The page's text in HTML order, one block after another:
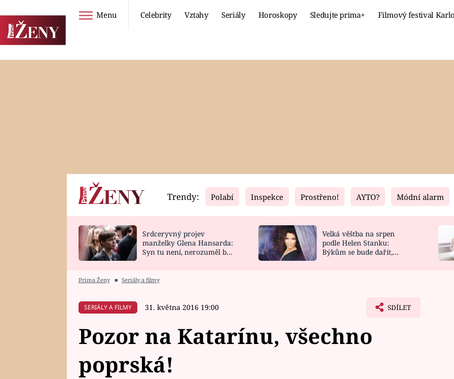
Menu Celebrity Vztahy Seriály Horoskopy Sledujte prima+ Filmový festival
Horoskopy
HOROSKOP NA
Video
CELEBRITY
VAŘENÍ
Fresh
NOVINKY
VIDEORECEPTY
Living
DESIGN
Trendy: Polabí Inspekce Prostřeno! AYTO? Módní alarm
Srdceryvný projev
manželky Glena Hansarda:
Syn tu není, nerozuměl by
Velká věštba na srpen
podle Helen Stanku:
Býkům se bude dařit,
Prima Ženy ■ Seriály a filmy
SERIÁLY A FILMY 31. května 2016 19:00 SDÍLET
Pozor na Katarínu, všechno
poprská!